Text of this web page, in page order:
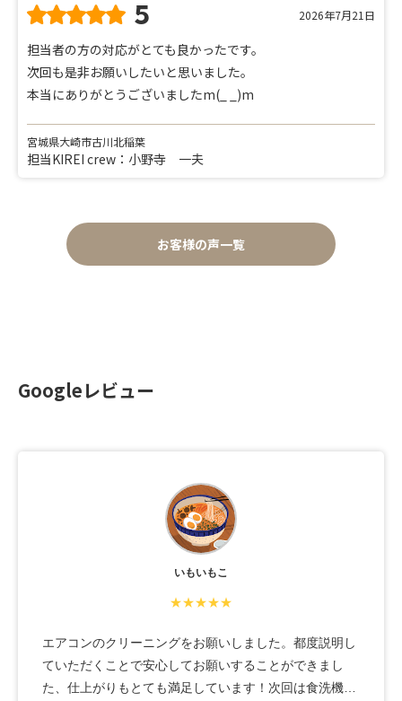
5 2026年7月21日
担当者の方の対応がとても良かったです。
次回も是非お願いしたいと思いました。
本当にありがとうございましたm(_ _)m
宮城県大崎市古川北稲葉
担当KIREI crew：小野寺 一夫
お客様の声一覧
Googleレビュー
いもいもこ
★★★★★
エアコンのクリーニングをお願いしました。都度説明し
ていただくことで安心してお願いすることができまし
た、仕上がりもとても満足しています！次回は食洗機の